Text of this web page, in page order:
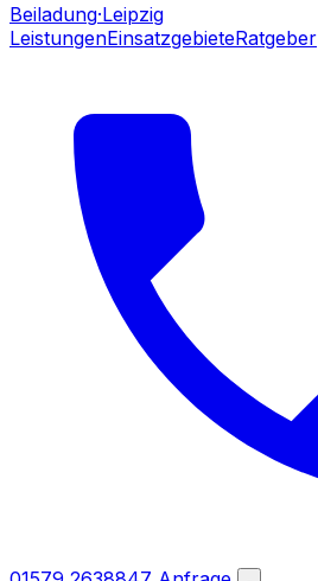
Beiladung·Leipzig
LeistungenEinsatzgebieteRatgeber